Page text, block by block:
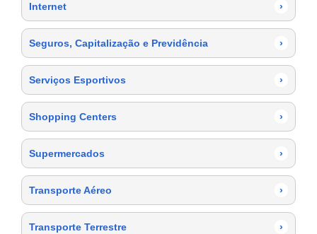
Internet
›
Seguros, Capitalização e Previdência ›
Serviços Esportivos ›
Shopping Centers ›
Supermercados ›
Transporte Aéreo ›
Transporte Terrestre ›